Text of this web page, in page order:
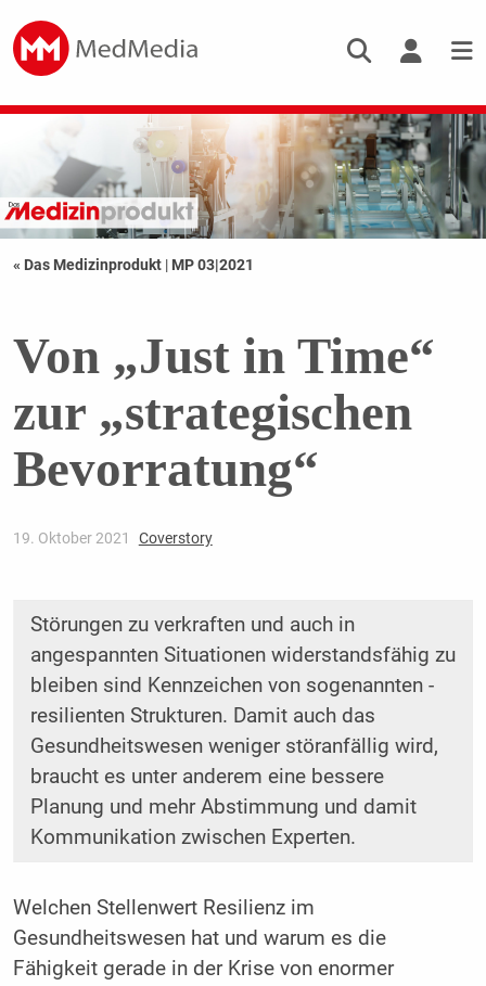
« Das Medizinprodukt | MP 03|2021
Von „Just in Time“
zur „strategischen
Bevorratung“
19. Oktober 2021 Coverstory
Störungen zu verkraften und auch in
angespannten Situationen ­widerstandsfähig zu
bleiben sind Kennzeichen von sogenannten ­
resilienten Strukturen. Damit auch das
Gesundheitswesen weniger störanfällig wird,
braucht es unter anderem eine bessere
Planung und mehr Abstimmung und damit
Kommunikation zwischen Experten.
Welchen Stellenwert Resilienz im
Gesundheitswesen hat und warum es die
Fähigkeit gerade in der Krise von enormer